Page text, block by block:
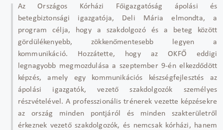
Az Országos Kórházi Főigazgatóság ápolási és
betegbiztonsági igazgatója, Deli Mária elmondta, a
program célja, hogy a szakdolgozó és a beteg között
gördülékenyebb, zökkenőmentesebb legyen a
kommunikáció. Hozzátette, hogy az OKFŐ eddigi
legnagyobb megmozdulása a szeptember 9-én elkezdődött
képzés, amely egy kommunikációs készségfejlesztés az
ápolási igazgatók, vezető szakdolgozók személyes
részvételével. A professzionális trénerek vezette képzésekre
az ország minden pontjáról és minden szakterületről
érkeznek vezető szakdolgozók, és nemcsak kórházi, hanem